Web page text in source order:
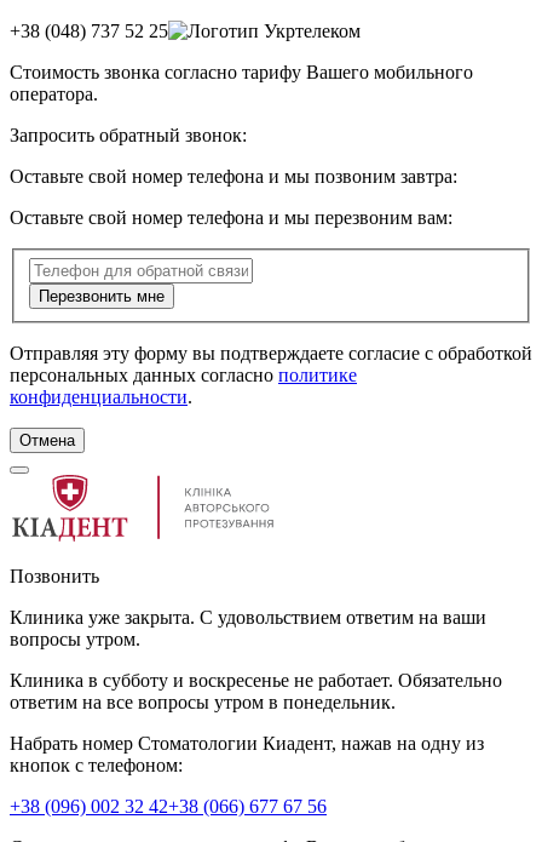
+38 (048) 737 52 25
Стоимость звонка согласно тарифу Вашего мобильного
оператора.
Запросить обратный звонок:
Оставьте свой номер телефона и мы позвоним завтра:
Оставьте свой номер телефона и мы перезвоним вам:
Перезвонить мне
Отправляя эту форму вы подтверждаете согласие с обработкой
персональных данных согласно политике
конфиденциальности.
Отмена
Позвонить
Клиника уже закрыта. С удовольствием ответим на ваши
вопросы утром.
Клиника в субботу и воскресенье не работает. Обязательно
ответим на все вопросы утром в понедельник.
Набрать номер Стоматологии Киадент, нажав на одну из
кнопок с телефоном:
+38 (096) 002 32 42+38 (066) 677 67 56